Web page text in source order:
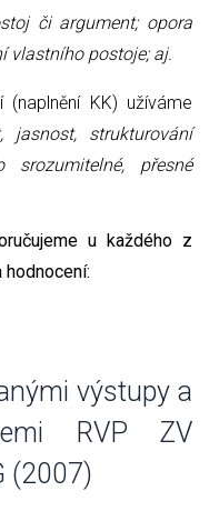
či argument; opora
vlastního postoje; aj.
KK) užíváme
jasnost, strukturování
srozumitelné, přesné
u každého z
výstupy a
RVP ZV
(2007)